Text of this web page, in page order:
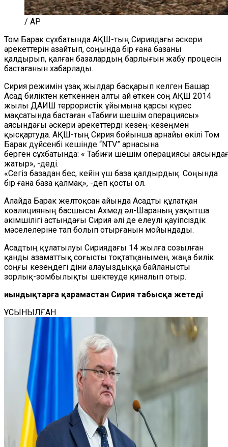
/ AP
Том Барак cұхбатында АҚШ-тың Сириядағы әскери
әрекеттерін азайтып, соңында бір ғана базаны
қалдырып, қалған базалардың барлығын жабу процесін
бастағанын хабарлады.
Сирия режимін ұзақ жылдар басқарып келген Башар
Асад биліктен кеткеннен алты ай өткен соң АҚШ 2014
жылы ДАИШ террористік ұйымына қарсы күрес
мақсатында бастаған «Табиғи шешім операциясы»
аясындағы әскери әрекеттерді кезең-кезеңмен
қысқартуда. АҚШ-тың Сирия бойынша арнайы өкілі Том
Барак дүйсенбі кешінде “NTV” арнасына
берген сұхбатында: « Табиғи шешім операциясы
жатыр», -деді.
«Сегіз базадан бес, кейін үш база қалдырдық. Соңында
бір ғана база қалмақ», -деп қосты ол.
Алайда Барак желтоқсан айында Асадты құлатқан
коалицияның басшысы Ахмед әл-Шараның уақытша
әкімшілігі астындағы Сирия әлі де елеулі қауіпсіздік
мәселелеріне тап болып отырғанын мойындады.
Асадтың құлатылуы Сириядағы 14 жылға созылған
қанды азаматтық соғысты тоқтатқанымен, жаңа билік
соңғы кезеңдегі діни алауыздыққа байланысты
зорлық-зомбылықты шектеуде қиналып отыр.
Қиындықтарға қарамастан Сирия табысқа жетеді
ҰСЫНЫЛҒАН